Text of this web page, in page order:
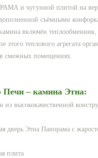
и чугунной плитой на
съёмными
включён теплообменник,
этого теплового агрегата
смежных помещениях.
Печи – камина Этна:
из высококачественной
дверь Этна Панорама с
плита